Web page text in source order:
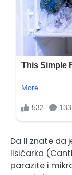
Da li znate da
lisičarka
parazite i